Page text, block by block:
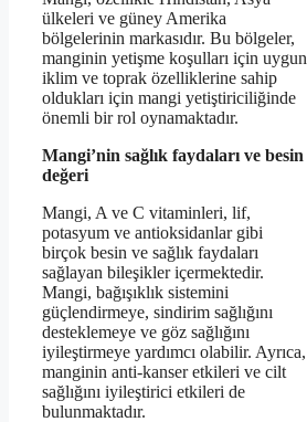
ülkeleri ve güney Amerika
bölgelerinin markasıdır. Bu bölgeler,
manginin yetişme koşulları için uygun
iklim ve toprak özelliklerine sahip
oldukları için mangi yetiştiriciliğinde
önemli bir rol oynamaktadır.
Mangi’nin sağlık faydaları ve besin
değeri
Mangi, A ve C vitaminleri, lif,
potasyum ve antioksidanlar gibi
birçok besin ve sağlık faydaları
sağlayan bileşikler içermektedir.
Mangi, bağışıklık sistemini
güçlendirmeye, sindirim sağlığını
desteklemeye ve göz sağlığını
iyileştirmeye yardımcı olabilir. Ayrıca,
manginin anti-kanser etkileri ve cilt
sağlığını iyileştirici etkileri de
bulunmaktadır.